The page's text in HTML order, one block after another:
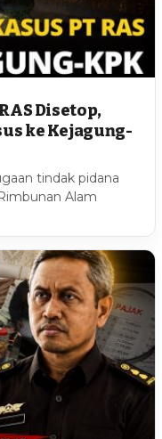
Disetop,
ke Kejagung-
tindak pidana
Alam